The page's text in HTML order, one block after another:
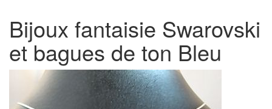
Bijoux fantaisie Swarovski
et bagues de ton Bleu